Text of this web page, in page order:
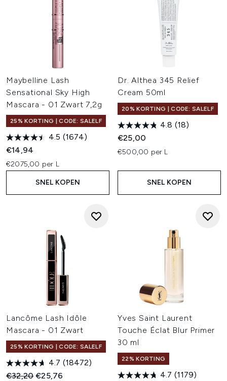
Maybelline Lash
Sensational Sky High
Mascara - 01 Zwart 7,2g
25% KORTING | CODE: SALELF
4.5 (1674)
€14,94
€2075,00 per L
SNEL KOPEN
Dr. Althea 345 Relief
Cream 50ml
20% KORTING | CODE: SALELF
4.8 (18)
€25,00
€500,00 per L
SNEL KOPEN
Lancôme Lash Idôle
Mascara - 01 Zwart
25% KORTING | CODE: SALELF
4.7 (18472)
Recommended Retail Price:
€32,20Huidige prijs:
€25,76
Yves Saint Laurent
Touche Éclat Blur Primer
30 ml
22% KORTING
4.7 (1179)